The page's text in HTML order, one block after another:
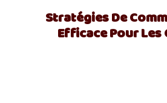
Stratégies De
Efficace Pour Les